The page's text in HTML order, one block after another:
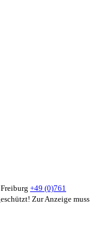
+49 (0)761
Zur Anzeige muss